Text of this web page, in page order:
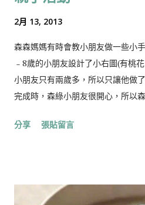
先刨皮，由於紅菜頭帶鹼性，所以
汁液不易洗去；碰到這種情況時不
易洗得乾淨。 紅菜頭在歐洲地位媲
富有助補血，且葉酸含量高有益幼
不過它受歡迎的原因不止這些。 紅
者補血的最佳天然食品，長期食用
來煲水，有排毒功效，值得一試。 ...
2月 13, 2013
森森媽媽有時會教小朋友做一些小
﹣8歲的小朋友設計了小右圖(有桃
小朋友只有兩歲多，所以只讓他做
完成時，森綠小朋友很開心，所以
材料： 1．橙色手工紙 （用作大吉
己剪） 8．雙面膠貼，有foam的雙
分享 張貼留言